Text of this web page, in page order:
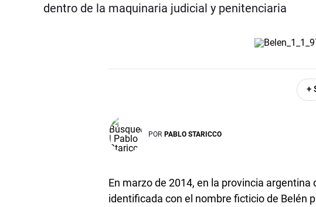
dentro de la maquinaria judicial y penitenciaria
+
POR PABLO STARICCO
En marzo de 2014, en la provincia argentina
identificada con el nombre ficticio de Belén